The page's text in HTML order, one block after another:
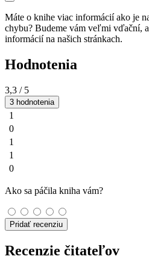
Máte o knihe viac informácií ako je
chybu? Budeme vám veľmi vďační,
informácií na našich stránkach.
Hodnotenia
3,3 / 5
3 hodnotenia
1
0
1
1
0
Ako sa páčila kniha vám?
Pridať recenziu
Recenzie čitateľov